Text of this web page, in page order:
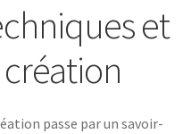
et
passe par un savoir-